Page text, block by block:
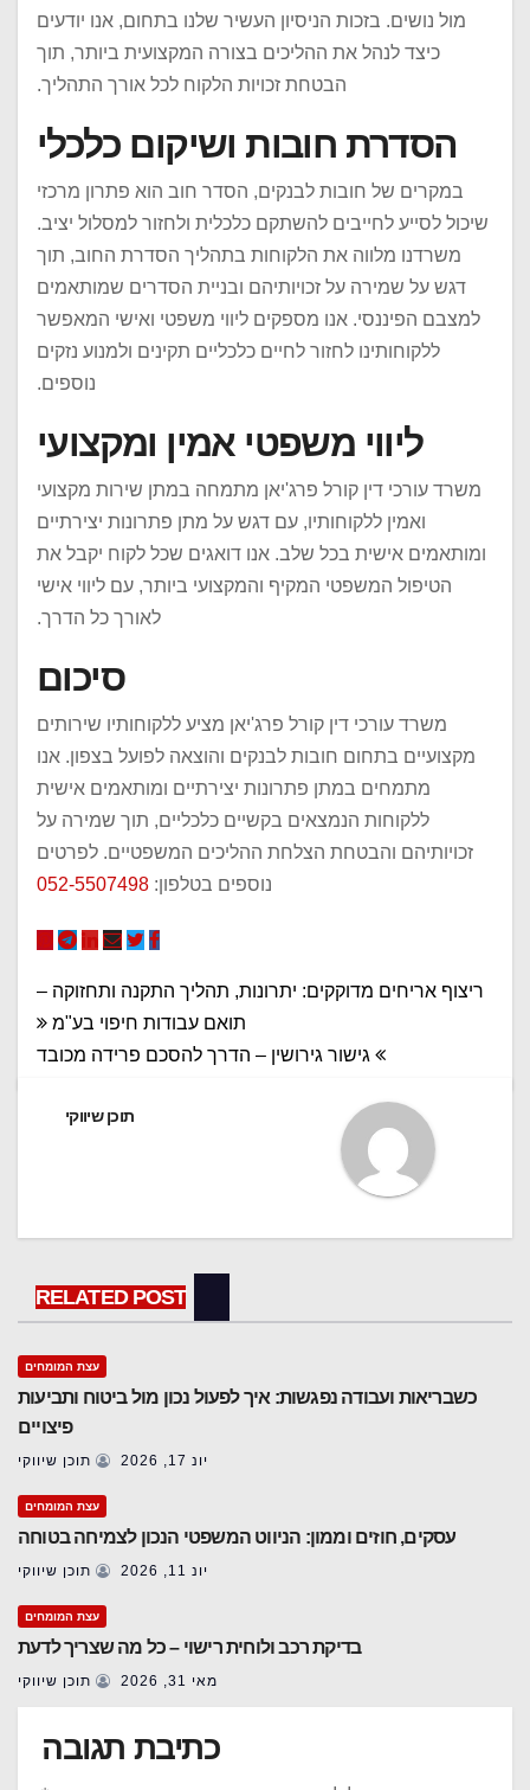
מול נושים. בזכות הניסיון העשיר שלנו בתחום, אנו יודעים
כיצד לנהל את ההליכים בצורה המקצועית ביותר, תוך
הבטחת זכויות הלקוח לכל אורך התהליך.
הסדרת חובות ושיקום כלכלי
במקרים של חובות לבנקים, הסדר חוב הוא פתרון מרכזי
שיכול לסייע לחייבים להשתקם כלכלית ולחזור למסלול יציב.
משרדנו מלווה את הלקוחות בתהליך הסדרת החוב, תוך
דגש על שמירה על זכויותיהם ובניית הסדרים שמותאמים
למצבם הפיננסי. אנו מספקים ליווי משפטי ואישי המאפשר
ללקוחותינו לחזור לחיים כלכליים תקינים ולמנוע נזקים
נוספים.
ליווי משפטי אמין ומקצועי
משרד עורכי דין קורל פרג'יאן מתמחה במתן שירות מקצועי
ואמין ללקוחותיו, עם דגש על מתן פתרונות יצירתיים
ומותאמים אישית בכל שלב. אנו דואגים שכל לקוח יקבל את
הטיפול המשפטי המקיף והמקצועי ביותר, עם ליווי אישי
לאורך כל הדרך.
סיכום
משרד עורכי דין קורל פרג'יאן מציע ללקוחותיו שירותים
מקצועיים בתחום חובות לבנקים והוצאה לפועל בצפון. אנו
מתמחים במתן פתרונות יצירתיים ומותאמים אישית
ללקוחות הנמצאים בקשיים כלכליים, תוך שמירה על
זכויותיהם והבטחת הצלחת ההליכים המשפטיים. לפרטים
נוספים בטלפון: 052-5507498
ניווט
ריצוף אריחים מדוקקים: יתרונות, תהליך התקנה ותחזוקה –
תואם עבודות חיפוי בע"מ
גישור גירושין – הדרך להסכם פרידה מכובד
תוכן שיווקי
RELATED POST
עצת המומחים
כשבריאות ועבודה נפגשות: איך לפעול נכון מול ביטוח ותביעות
פיצויים
יונ 17, 2026 תוכן שיווקי
עצת המומחים
עסקים, חוזים וממון: הניווט המשפטי הנכון לצמיחה בטוחה
יונ 11, 2026 תוכן שיווקי
עצת המומחים
בדיקת רכב ולוחית רישוי – כל מה שצריך לדעת
מאי 31, 2026 תוכן שיווקי
כתיבת תגובה